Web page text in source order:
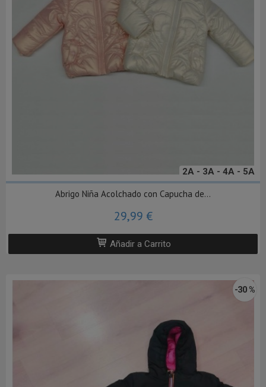
2A - 3A - 4A - 5A
Abrigo Niña Acolchado con Capucha de...
29,99 €
Añadir a Carrito
-30 %